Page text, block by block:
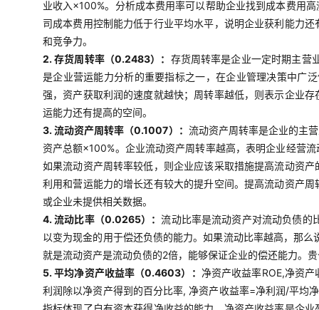
业收入×100%。分析成本费用率可以帮助企业找到成本费用
司成本费用控制能力低于行业平均水平，说明企业获利能力
和竞争力。
2. 存货周转率（0.2483）： 存货周转率是企业一定时期主营
是企业营运能力分析的重要指标之一，在企业管理决策中广
强，资产获取利润的速度就越快；周转率越低，则表示企业
运能力还有提高的空间。
3. 流动资产周转率（0.1007）： 流动资产周转率是企业的主
资产总额×100%。企业流动资产周转率越高，表明企业经营
如果流动资产周转率较低，则企业应该采取措施提高流动资
利用和营运能力的增长还有较大的提升空间。提高流动资产
或企业未提供相关数据。
4. 流动比率（0.0265）：流动比率是流动资产对流动负债的
以变为现金的用于偿还负债的能力。如果流动比率越高，那
就是流动资产是流动负债的2倍，能够保证企业的偿还能力。
5. 平均净资产收益率（0.4603）： 净资产收益率ROE,净资
利润除以净资产得到的百分比率, 净资产收益率=净利润/平均